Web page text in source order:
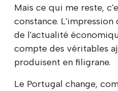
Mais ce qui me reste,
constance.
de l'actualité
compte des véritables
produisent en filigrane.
Le Portugal change,